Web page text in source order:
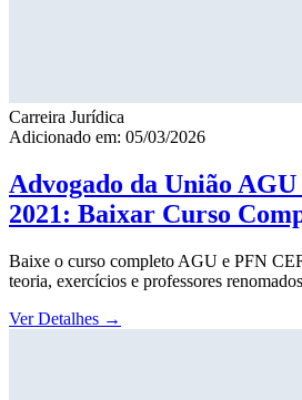
Carreira Jurídica
Adicionado em: 05/03/2026
Advogado da União
2021: Baixar Curso
Baixe o curso completo AGU e PFN
teoria, exercícios e professores
Ver Detalhes →